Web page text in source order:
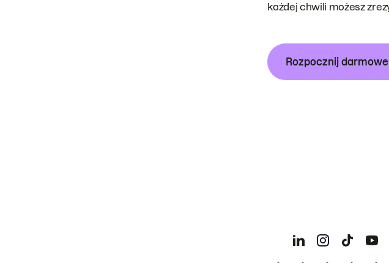
każdej chwili możesz
Rozpocznij